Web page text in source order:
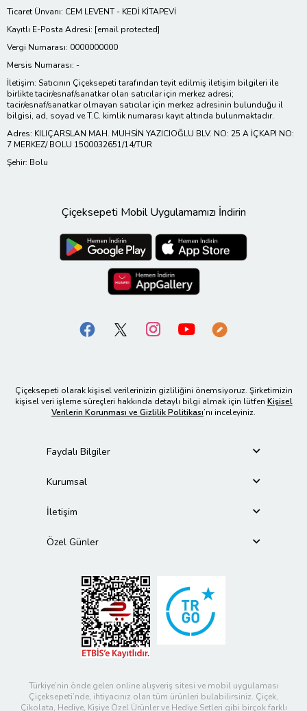
Ticaret Ünvanı: CEM LEVENT - KEDİ KİTAPEVİ
Kayıtlı E-Posta Adresi: [email protected]
Vergi Numarası: 0000000000
Mersis Numarası: -
İletişim: Satıcının Çiçeksepeti tarafından teyit edilmiş iletişim bilgileri ile
birlikte tacir/esnaf/sanatkar olan satıcılar için merkez adresi;
tacir/esnaf/sanatkar olmayan satıcılar için merkez adresinin bulunduğu il
bilgisi, ad, soyad ve T.C. kimlik numarası kayıt altında bulunmaktadır.
Adres: KILIÇARSLAN MAH. MUHSİN YAZICIOĞLU BLV. NO: 25 A İÇKAPI NO:
7 MERKEZ/ BOLU 1500032651/14/TUR
Şehir: Bolu
Çiçeksepeti Mobil Uygulamamızı İndirin
Çiçeksepeti olarak kişisel verilerinizin gizliliğini önemsiyoruz. Şirketimizin
kişisel veri işleme süreçleri hakkında detaylı bilgi almak için lütfen Kişisel
Verilerin Korunması ve Gizlilik Politikası’nı inceleyiniz.
Faydalı Bilgiler
Kurumsal
İletişim
Özel Günler
Türkiye’nin önde gelen online alışveriş sitesi ve mobil uygulaması
Çiçeksepeti’nde, ihtiyacınız olan tüm ürünleri bulabilirsiniz. Çiçek,
Çikolata, Hediye, Kişiye Özel Ürünler ve Hediye Setleri gibi birçok farklı